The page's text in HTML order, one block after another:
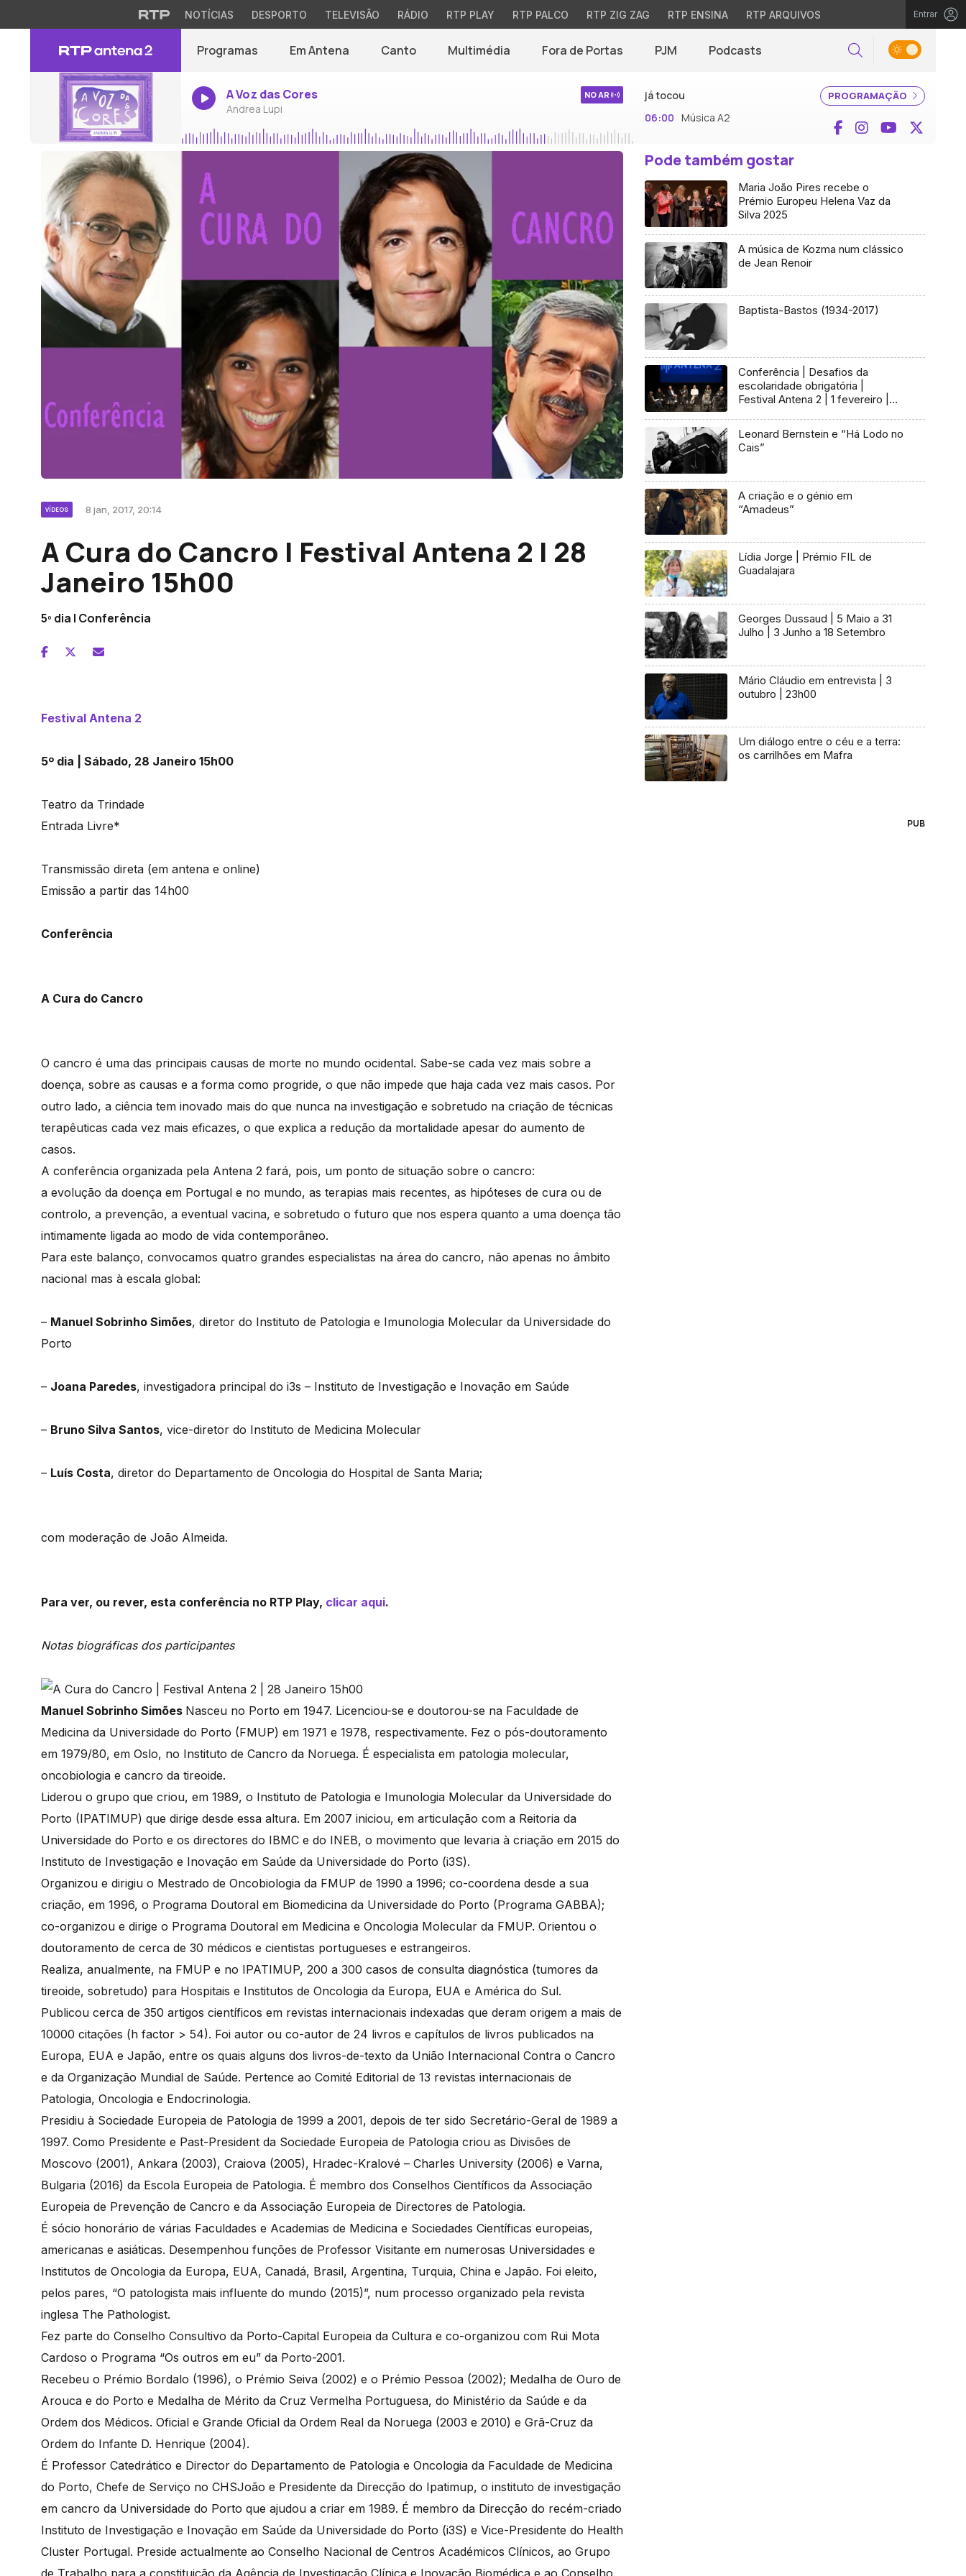
NOTÍCIAS DESPORTO TELEVISÃO RÁDIO RTP PLAY RTP PALCO RTP ZIG ZAG RTP ENSINA RTP ARQUIVOS Entrar
Programas Em Antena Canto Multimédia Fora de Portas PJM Podcasts Pesquisar
A Voz das Cores
Andrea Lupi
NO AR PROGRAMAÇÃO
já tocou
06:00 Música A2 Facebook
InstagramYouTube
VÍDEOS 8 jan, 2017, 20:14
A Cura do Cancro | Festival Antena 2 | 28
Janeiro 15h00
5º dia | Conferência
Festival Antena 2
5º dia | Sábado, 28 Janeiro 15h00
Teatro da Trindade
Entrada Livre*
Transmissão direta (em antena e online)
Emissão a partir das 14h00
Conferência
A Cura do Cancro
O cancro é uma das principais causas de morte no mundo ocidental. Sabe-se cada vez mais sobre a
doença, sobre as causas e a forma como progride, o que não impede que haja cada vez mais casos. Por
outro lado, a ciência tem inovado mais do que nunca na investigação e sobretudo na criação de técnicas
terapêuticas cada vez mais eficazes, o que explica a redução da mortalidade apesar do aumento de
casos.
A conferência organizada pela Antena 2 fará, pois, um ponto de situação sobre o cancro:
a evolução da doença em Portugal e no mundo, as terapias mais recentes, as hipóteses de cura ou de
controlo, a prevenção, a eventual vacina, e sobretudo o futuro que nos espera quanto a uma doença tão
intimamente ligada ao modo de vida contemporâneo.
Para este balanço, convocamos quatro grandes especialistas na área do cancro, não apenas no âmbito
nacional mas à escala global:
– Manuel Sobrinho Simões, diretor do Instituto de Patologia e Imunologia Molecular da Universidade do
Porto
– Joana Paredes, investigadora principal do i3s – Instituto de Investigação e Inovação em Saúde
– Bruno Silva Santos, vice-diretor do Instituto de Medicina Molecular
– Luís Costa, diretor do Departamento de Oncologia do Hospital de Santa Maria;
com moderação de João Almeida.
Para ver, ou rever, esta conferência no RTP Play, clicar aqui.
Notas biográficas dos participantes
Manuel Sobrinho Simões Nasceu no Porto em 1947. Licenciou-se e doutorou-se na Faculdade de
Medicina da Universidade do Porto (FMUP) em 1971 e 1978, respectivamente. Fez o pós-doutoramento
em 1979/80, em Oslo, no Instituto de Cancro da Noruega. É especialista em patologia molecular,
oncobiologia e cancro da tireoide.
Liderou o grupo que criou, em 1989, o Instituto de Patologia e Imunologia Molecular da Universidade do
Porto (IPATIMUP) que dirige desde essa altura. Em 2007 iniciou, em articulação com a Reitoria da
Universidade do Porto e os directores do IBMC e do INEB, o movimento que levaria à criação em 2015 do
Instituto de Investigação e Inovação em Saúde da Universidade do Porto (i3S).
Organizou e dirigiu o Mestrado de Oncobiologia da FMUP de 1990 a 1996; co-coordena desde a sua
criação, em 1996, o Programa Doutoral em Biomedicina da Universidade do Porto (Programa GABBA);
co-organizou e dirige o Programa Doutoral em Medicina e Oncologia Molecular da FMUP. Orientou o
doutoramento de cerca de 30 médicos e cientistas portugueses e estrangeiros.
Realiza, anualmente, na FMUP e no IPATIMUP, 200 a 300 casos de consulta diagnóstica (tumores da
tireoide, sobretudo) para Hospitais e Institutos de Oncologia da Europa, EUA e América do Sul.
Publicou cerca de 350 artigos científicos em revistas internacionais indexadas que deram origem a mais de
10000 citações (h factor > 54). Foi autor ou co-autor de 24 livros e capítulos de livros publicados na
Europa, EUA e Japão, entre os quais alguns dos livros-de-texto da União Internacional Contra o Cancro
e da Organização Mundial de Saúde. Pertence ao Comité Editorial de 13 revistas internacionais de
Patologia, Oncologia e Endocrinologia.
Presidiu à Sociedade Europeia de Patologia de 1999 a 2001, depois de ter sido Secretário-Geral de 1989 a
1997. Como Presidente e Past-President da Sociedade Europeia de Patologia criou as Divisões de
Moscovo (2001), Ankara (2003), Craiova (2005), Hradec-Kralové – Charles University (2006) e Varna,
Bulgaria (2016) da Escola Europeia de Patologia. É membro dos Conselhos Científicos da Associação
Europeia de Prevenção de Cancro e da Associação Europeia de Directores de Patologia.
É sócio honorário de várias Faculdades e Academias de Medicina e Sociedades Científicas europeias,
americanas e asiáticas. Desempenhou funções de Professor Visitante em numerosas Universidades e
Institutos de Oncologia da Europa, EUA, Canadá, Brasil, Argentina, Turquia, China e Japão. Foi eleito,
pelos pares, “O patologista mais influente do mundo (2015)”, num processo organizado pela revista
inglesa The Pathologist.
Fez parte do Conselho Consultivo da Porto-Capital Europeia da Cultura e co-organizou com Rui Mota
Cardoso o Programa “Os outros em eu” da Porto-2001.
Recebeu o Prémio Bordalo (1996), o Prémio Seiva (2002) e o Prémio Pessoa (2002); Medalha de Ouro de
Arouca e do Porto e Medalha de Mérito da Cruz Vermelha Portuguesa, do Ministério da Saúde e da
Ordem dos Médicos. Oficial e Grande Oficial da Ordem Real da Noruega (2003 e 2010) e Grã-Cruz da
Ordem do Infante D. Henrique (2004).
É Professor Catedrático e Director do Departamento de Patologia e Oncologia da Faculdade de Medicina
do Porto, Chefe de Serviço no CHSJoão e Presidente da Direcção do Ipatimup, o instituto de investigação
em cancro da Universidade do Porto que ajudou a criar em 1989. É membro da Direcção do recém-criado
Instituto de Investigação e Inovação em Saúde da Universidade do Porto (i3S) e Vice-Presidente do Health
Cluster Portugal. Preside actualmente ao Conselho Nacional de Centros Académicos Clínicos, ao Grupo
Pode também gostar
Maria João Pires recebe o
Prémio Europeu Helena Vaz da
Silva 2025
A música de Kozma num clássico
de Jean Renoir
Baptista-Bastos (1934-2017)
Conferência | Desafios da
escolaridade obrigatória |
Festival Antena 2 | 1 fevereiro |
Leonard Bernstein e “Há Lodo no
Cais”
A criação e o génio em
“Amadeus”
Lídia Jorge | Prémio FIL de
Guadalajara
Georges Dussaud | 5 Maio a 31
Julho | 3 Junho a 18 Setembro
Mário Cláudio em entrevista | 3
outubro | 23h00
Um diálogo entre o céu e a terra:
os carrilhões em Mafra
PUB